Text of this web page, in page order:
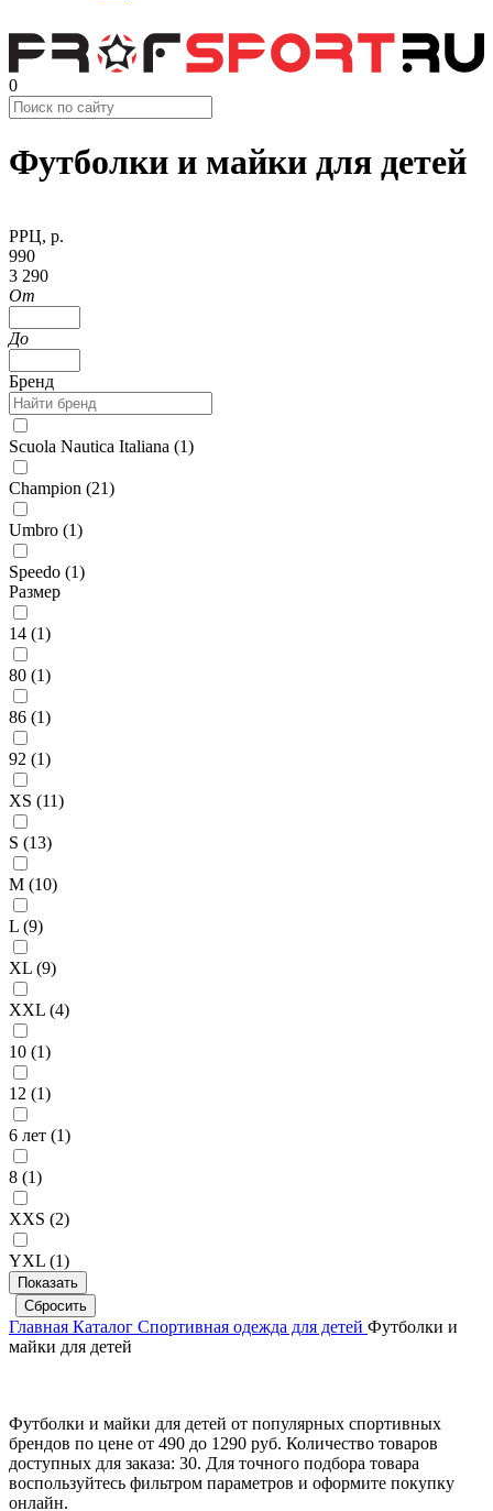
0
Футболки и майки для детей
РРЦ, р.
990
3 290
От
До
Бренд
Scuola Nautica Italiana (1)
Champion (21)
Umbro (1)
Speedo (1)
Размер
14 (1)
80 (1)
86 (1)
92 (1)
XS (11)
S (13)
M (10)
L (9)
XL (9)
XXL (4)
10 (1)
12 (1)
6 лет (1)
8 (1)
XXS (2)
YXL (1)
Главная Каталог Спортивная одежда для детей Футболки и
майки для детей
Футболки и майки для детей от популярных спортивных
брендов по цене от 490 до 1290 руб. Количество товаров
доступных для заказа: 30. Для точного подбора товара
воспользуйтесь фильтром параметров и оформите покупку
онлайн.